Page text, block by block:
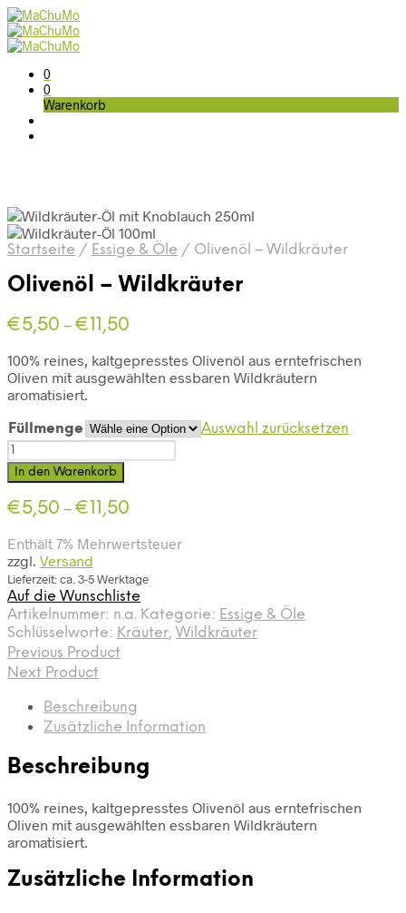
0
0
Warenkorb
Startseite / Essige & Öle / Olivenöl – Wildkräuter
Olivenöl – Wildkräuter
€5,50 – € 11,50
100% reines, kaltgepresstes Olivenöl aus erntefrischen
Oliven mit ausgewählten essbaren Wildkräutern
aromatisiert.
Füllmenge
Auswahl zurücksetzen
Olivenöl
-
Wildkräuter
Menge
In den Warenkorb
€5,50 – € 11,50
Enthält 7% Mehrwertsteuer
zzgl. Versand
Lieferzeit: ca. 3-5 Werktage
Auf die Wunschliste
Artikelnummer: n.a. Kategorie: Essige & Öle
Schlüsselworte: Kräuter, Wildkräuter
Previous Product
Next Product
Beschreibung
Zusätzliche Information
Beschreibung
100% reines, kaltgepresstes Olivenöl aus erntefrischen
Oliven mit ausgewählten essbaren Wildkräutern
aromatisiert.
Zusätzliche Information